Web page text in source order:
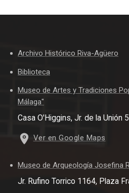
Archivo Histórico Riva-Agüero
Biblioteca
Museo de Artes y Tradiciones
Málaga"
Casa O'Higgins, Jr. de la Unión
Ver en Google Maps
Museo de Arqueología Josefina
Jr. Rufino Torrico 1164, Plaza